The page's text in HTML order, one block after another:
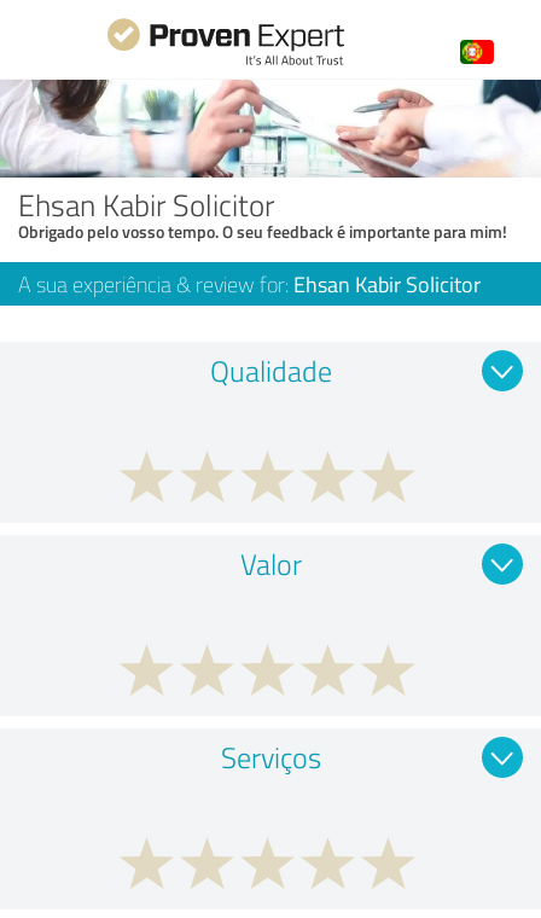
Ehsan Kabir Solicitor
Obrigado pelo vosso tempo. O seu feedback é importante para mim!
A sua experiência & review for: Ehsan Kabir Solicitor
Qualidade
Valor
Serviços